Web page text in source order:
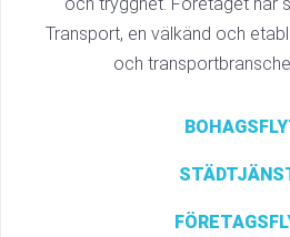
Transport, en välkänd och
och